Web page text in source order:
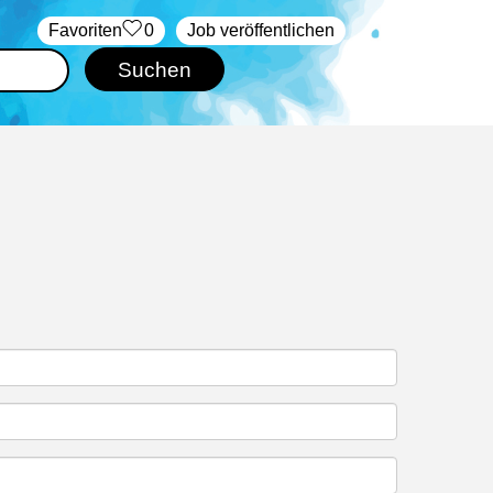
Job veröffentlichen
‏Favoriten 0